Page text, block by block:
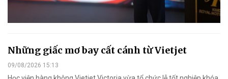
Những giấc mơ bay cất cánh từ Vietjet
09/08/2026 15:13